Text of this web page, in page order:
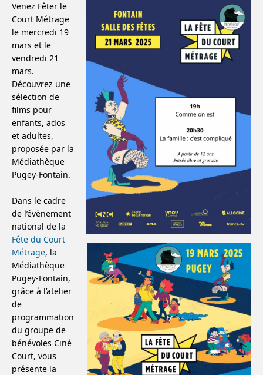
Venez Fêter le
Court Métrage
le mercredi 19
mars et le
vendredi 21
mars.
Découvrez une
sélection de
films pour
enfants, ados
et adultes,
proposée par la
Médiathèque
Pugey-Fontain.
Dans le cadre
de l’évènement
national de la
Fête du Court
Métrage, la
Médiathèque
Pugey-Fontain,
grâce à l’atelier
de
programmation
du groupe de
bénévoles Ciné
Court, vous
présente la